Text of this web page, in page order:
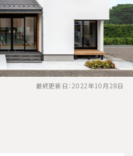
最終更新日：2022年10月28日